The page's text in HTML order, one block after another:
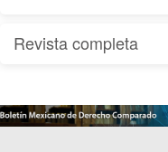
Revista completa